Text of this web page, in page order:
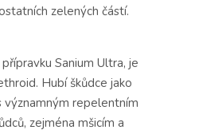
zelených částí.
Sanium Ultra, je
Hubí škůdce jako
repelentním
zejména mšicím a